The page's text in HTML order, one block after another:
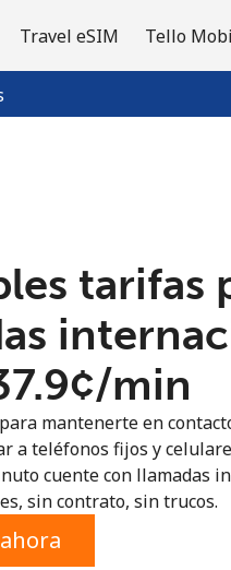
Travel eSIM Tello
tarifas
min
mantenerte en
a teléfonos fijos y
cuente con llamadas
sin contrato, sin trucos.